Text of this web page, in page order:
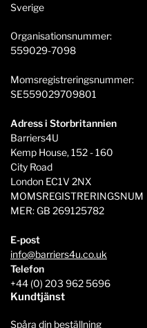
Sverige
Organisationsnummer:
559029-7098
Momsregistreringsnummer:
SE559029709801
Adress i Storbritannien
Barriers4U
Kemp House, 152 - 160
City Road
London EC1V 2NX
MOMSREGISTRERINGSNUM
MER: GB 269125782
E-post
info@barriers4u.co.uk
Telefon
+44 (0) 203 962 5696
Kundtjänst
Spåra din beställning